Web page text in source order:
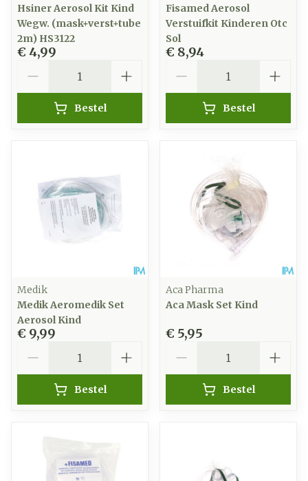
Hsiner Aerosol Kit Kind
Wegw. (mask+verst+tube
2m) HS3122
€ 4,99
Bestel
Fisamed Aerosol
Verstuifkit Kinderen Otc
Sol
€ 8,94
Bestel
Medik
Medik Aeromedik Set
Aerosol Kind
€ 9,99
Bestel
Aca Pharma
Aca Mask Set Kind
€ 5,95
Bestel